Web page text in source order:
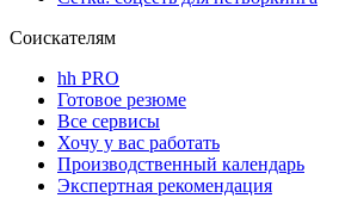
Соискателям
hh PRO
Готовое резюме
Все сервисы
Хочу у вас работать
Производственный календарь
Экспертная рекомендация